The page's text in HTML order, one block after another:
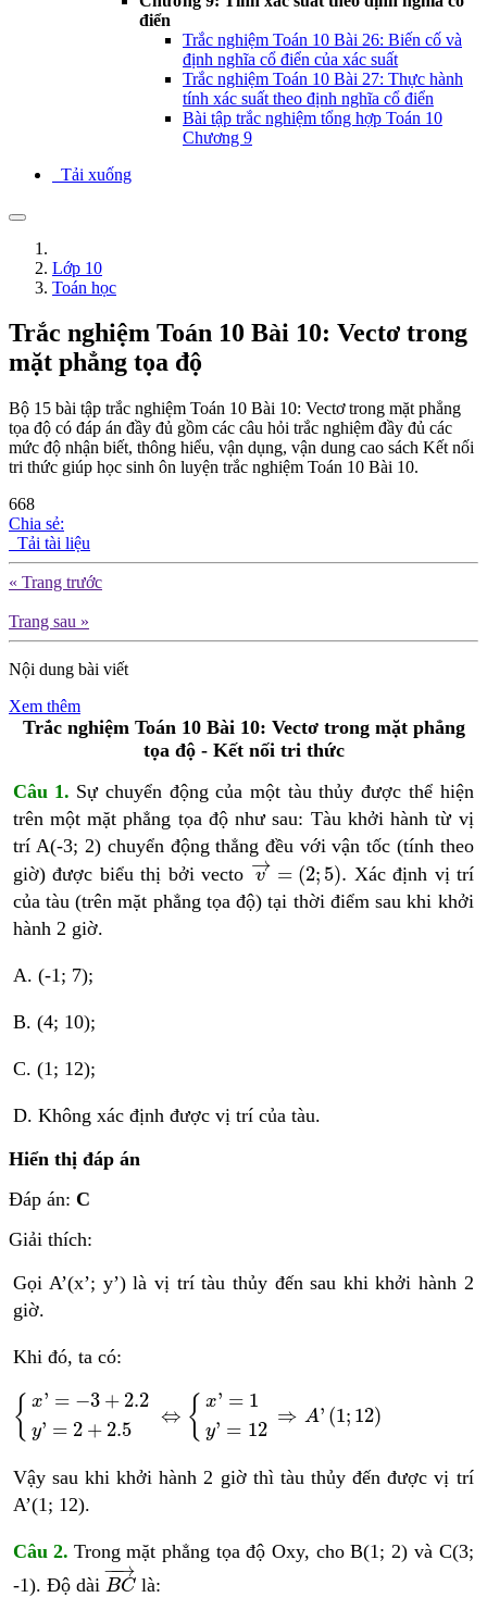
điển
Trắc nghiệm Toán 10 Bài 26: Biến cố và
định nghĩa cổ điển của xác suất
Trắc nghiệm Toán 10 Bài 27: Thực hành
tính xác suất theo định nghĩa cổ điển
Bài tập trắc nghiệm tổng hợp Toán 10
Chương 9
Tải xuống
Lớp 10
Toán học
Trắc nghiệm Toán 10 Bài 10: Vectơ trong
mặt phẳng tọa độ
Bộ 15 bài tập trắc nghiệm Toán 10 Bài 10: Vectơ trong mặt phẳng
tọa độ có đáp án đầy đủ gồm các câu hỏi trắc nghiệm đầy đủ các
mức độ nhận biết, thông hiểu, vận dụng, vận dung cao sách Kết nối
tri thức giúp học sinh ôn luyện trắc nghiệm Toán 10 Bài 10.
668
Chia sẻ:
Tải tài liệu
« Trang trước
Trang sau »
Nội dung bài viết
Xem thêm
Trắc nghiệm Toán 10 Bài 10: Vectơ trong mặt phẳng
tọa độ - Kết nối tri thức
Câu 1. Sự chuyển động của một tàu thủy được thể hiện
trên một mặt phẳng tọa độ như sau: Tàu khởi hành từ vị
trí A(-3; 2) chuyển động thẳng đều với vận tốc (tính theo
giờ) được biểu thị bởi vecto →
v = (2; 5).
v →= 2;5.
Xác định vị trí
của tàu (trên mặt phẳng tọa độ) tại thời điểm sau khi khởi
hành 2 giờ.
A. (-1; 7);
B. (4; 10);
C. (1; 12);
D. Không xác định được vị trí của tàu.
Hiển thị đáp án
Đáp án: C
Giải thích:
Gọi A’(x’; y’) là vị trí tàu thủy đến sau khi khởi hành 2
giờ.
Khi đó, ta có:
{ x' = −3 + 2.2
y' = 2 + 2.5
⇔ { x' = 1
y' = 12
⇒ A' (1; 12)
x' − 2.2 y' =2 + ⇔x = =
Vậy sau khi khởi hành 2 giờ thì tàu thủy đến được vị trí
A’(1; 12).
Câu 2. Trong mặt phẳng tọa độ Oxy, cho B(1; 2) và C(3;
-1). Độ dài
−
−→
BC
BC→
là: